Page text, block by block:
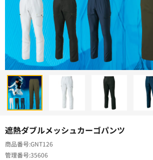
遮熱ダブルメッシュカーゴパンツ
商品番号GNT126
管理番号35606